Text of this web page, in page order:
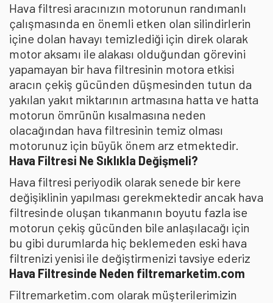
Hava filtresi aracınızın motorunun randımanlı
çalışmasında en önemli etken olan silindirlerin
içine dolan havayı temizlediği için direk olarak
motor aksamı ile alakası olduğundan görevini
yapamayan bir hava filtresinin motora etkisi
aracın çekiş gücünden düşmesinden tutun da
yakılan yakıt miktarının artmasına hatta ve hatta
motorun ömrünün kısalmasına neden
olacağından hava filtresinin temiz olması
motorunuz için büyük önem arz etmektedir.
Hava Filtresi Ne Sıklıkla Değişmeli?
Hava filtresi periyodik olarak senede bir kere
değişiklinin yapılması gerekmektedir ancak hava
filtresinde oluşan tıkanmanın boyutu fazla ise
motorun çekiş gücünden bile anlaşılacağı için
bu gibi durumlarda hiç beklemeden eski hava
filtrenizi yenisi ile değiştirmenizi tavsiye ederiz
Hava Filtresinde Neden filtremarketim.com
Filtremarketim.com olarak müşterilerimizin